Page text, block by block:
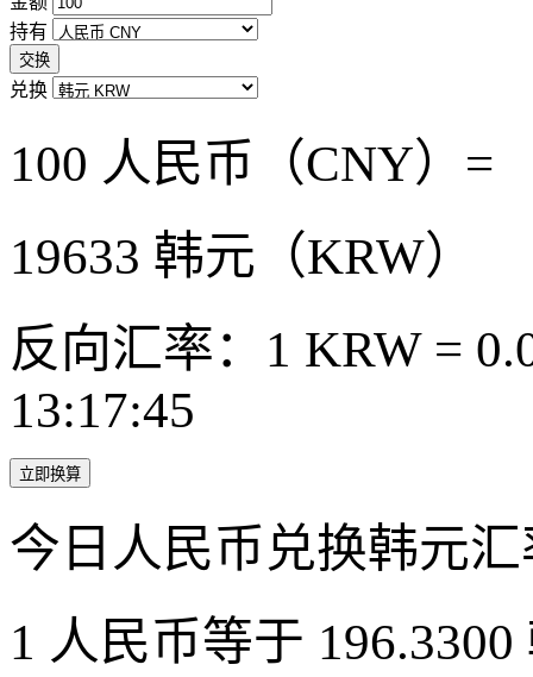
持有
交换
兑换
100 人民币（CNY）=
19633 韩元（KRW）
反向汇率：1 KRW =
13:17:45
立即换算
今日人民币兑换韩元
1 人民币等于